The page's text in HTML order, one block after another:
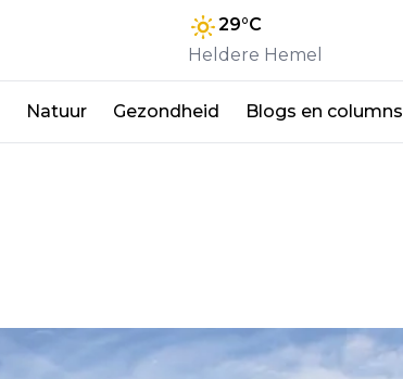
29°C
Heldere Hemel
Natuur Gezondheid Blogs en columns